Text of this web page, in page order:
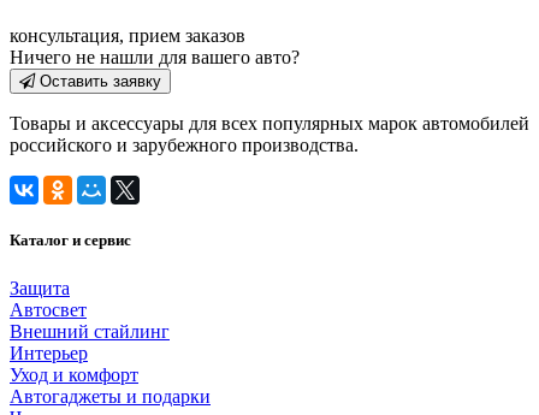
консультация, прием заказов
Ничего не нашли для вашего авто?
Оставить заявку
Товары и аксессуары для всех популярных марок автомобилей
российского и зарубежного производства.
Каталог и сервис
Защита
Автосвет
Внешний стайлинг
Интерьер
Уход и комфорт
Автогаджеты и подарки